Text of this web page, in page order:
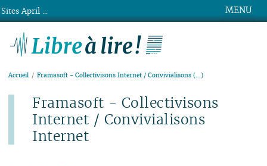
MENU
Accueil Framasoft - Collectivisons Internet / Convivialisons (…)
Framasoft - Collectivisons
Internet / Convivialisons
Internet
Sites April ...